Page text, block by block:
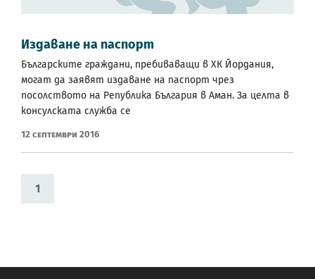
Издаване на паспорт
Българските граждани, пребиваващи в ХК Йордания,
могат да заявят издаване на паспорт чрез
посолството на Република България в Аман. За целта в
консулската служба се
12 Септември 2016
1